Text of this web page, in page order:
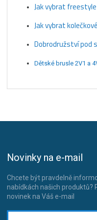
Jak vybrat
Jak vybrat
Dobrodružství pod
Dětské brusle 2V1 a
Novinky na e-mail
Chcete být pravdelně
nabídkách našich produktů?
novinek na Váš e-mail